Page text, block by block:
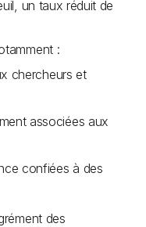
un taux réduit de
:
chercheurs et
associées aux
confiées à des
des